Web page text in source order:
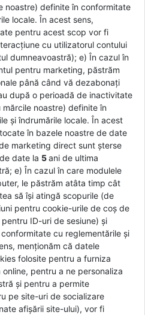
noastre) definite în conformitate
locale. În acest sens,
pentru acest scop vor fi
cu utilizatorul contului
dumneavoastră); e) În cazul în
pentru marketing, păstrăm
până când vă dezabonați
după o perioadă de inactivitate
noastre) definite în
și îndrumările locale. În acest
în bazele noastre de date
marketing direct sunt șterse
date la 5ani de ultima
e) În cazul în care modulele
le păstrăm atâta timp cât
să își atingă scopurile (de
pentru cookie-urile de coș de
ID-uri de sesiune) și
cu reglementările și
menționăm că datele
folosite pentru a furniza
pentru a ne personaliza
și pentru a permite
pe site-uri de socializare
afișării site-ului), vor fi